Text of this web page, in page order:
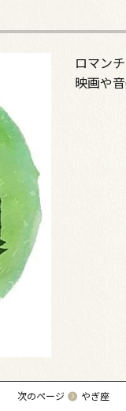
ロマン
映画や
次のページ やぎ座